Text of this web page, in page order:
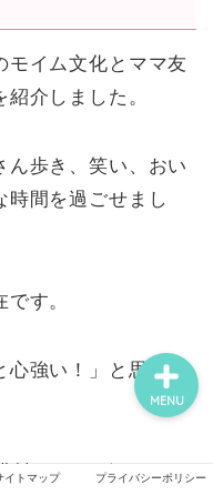
モイム文化とママ友
介しました。
ん歩き、笑い、おい
時間を過ごせまし
す。
強い！」と思われ
読んでレビューを頂
イトマップ プライバシーポリシー
MENU
ホーム
育て・教育